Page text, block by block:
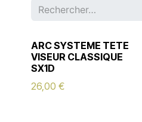
ARC SYSTEME TETE
VISEUR CLASSIQUE
SX1D
26,00 €